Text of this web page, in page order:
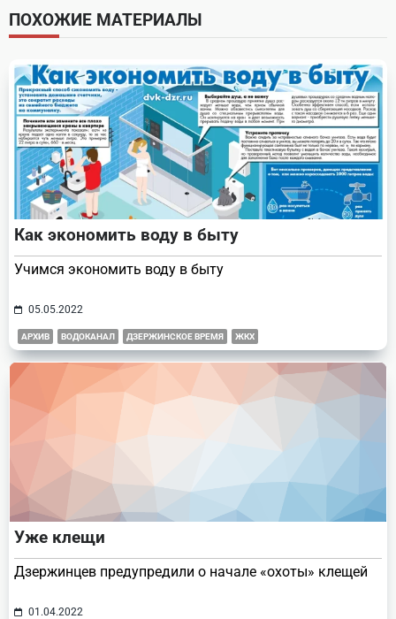
screen-
reader-
text">Page</span>
ПОХОЖИЕ МАТЕРИАЛЫ
Как экономить воду в быту
Учимся экономить воду в быту
05.05.2022
АРХИВ ВОДОКАНАЛ ДЗЕРЖИНСКОЕ ВРЕМЯ ЖКХ
Уже клещи
Дзержинцев предупредили о начале «охоты» клещей
01.04.2022